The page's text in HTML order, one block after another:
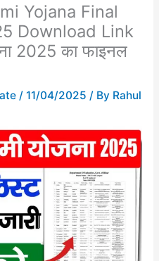
Yojana Final
Download Link
2025 का फाइनल
/ 11/04/2025 / By Rahul